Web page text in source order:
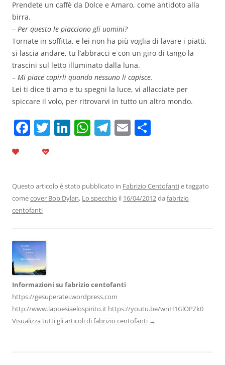
Prendete un caffè da Dolce e Amaro, come antidoto alla
birra.
– Per questo le piacciono gli uomini?
Tornate in soffitta, e lei non ha più voglia di lavare i piatti,
si lascia andare, tu l’abbracci e con un giro di tango la
trascini sul letto illuminato dalla luna.
– Mi piace capirli quando nessuno li capisce.
Lei ti dice ti amo e tu spegni la luce, vi allacciate per
spiccare il volo, per ritrovarvi in tutto un altro mondo.
F
b
o
k
T Li
dI
n
W
A
p
T
a
m
E
vi
di
Questo articolo è stato pubblicato in Fabrizio Centofantie taggato
comecover Bob Dylan, Lo specchio il 16/04/2012da fabrizio
centofanti
Informazioni su fabrizio centofanti
https://gesuperatei.wordpress.com
http://www.lapoesiaelospirito.it https://youtu.be/wnH1GlOPZk0
Visualizza tutti gli articoli di fabrizio centofanti →